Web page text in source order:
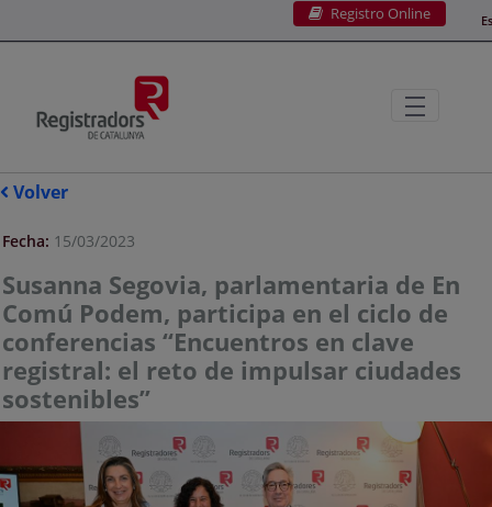
Registro Online
Volver
Fecha: 15/03/2023
Susanna Segovia, parlamentaria de En
Comú Podem, participa en el ciclo de
conferencias “Encuentros en clave
registral: el reto de impulsar ciudades
sostenibles”